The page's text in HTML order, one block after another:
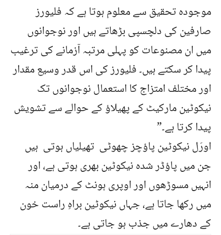
موجودہ تحقیق سے معلوم ہوتا ہے کہ فلیورز
صارفین کی دلچسپی بڑھاتے ہیں اور نوجوانوں
میں ان مصنوعات کو پہلی مرتبہ آزمانے کی ترغیب
پیدا کر سکتے ہیں۔ فلیورز کی اس قدر وسیع مقدار
اور مختلف امتزاج کا استعمال نوجوانوں تک
نیکوٹین مارکیٹ کے پھیلاؤ کے حوالے سے تشویش
پیدا کرتا ہے۔”
اورَل نیکوٹین پاؤچز چھوٹی تھیلیاں ہوتی ہیں
جن میں پاؤڈر شدہ نیکوٹین بھری ہوتی ہے، اور
انہیں مسوڑھوں اور اوپری ہونٹ کے درمیان منہ
میں رکھا جاتا ہے، جہاں نیکوٹین براہِ راست خون
کے دھارے میں جذب ہو جاتی ہے۔